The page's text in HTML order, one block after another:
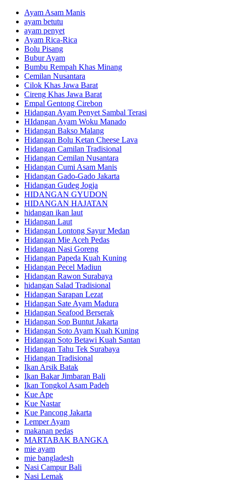
Ayam Asam Manis
ayam betutu
ayam penyet
Ayam Rica-Rica
Bolu Pisang
Bubur Ayam
Bumbu Rempah Khas Minang
Cemilan Nusantara
Cilok Khas Jawa Barat
Cireng Khas Jawa Barat
Empal Gentong Cirebon
Hidangan Ayam Penyet Sambal Terasi
HIdangan Ayam Woku Manado
Hidangan Bakso Malang
Hidangan Bolu Ketan Cheese Lava
Hidangan Camilan Tradisional
Hidangan Cemilan Nusantara
Hidangan Cumi Asam Manis
Hidangan Gado-Gado Jakarta
Hidangan Gudeg Jogja
HIDANGAN GYUDON
HIDANGAN HAJATAN
hidangan ikan laut
Hidangan Laut
Hidangan Lontong Sayur Medan
Hidangan Mie Aceh Pedas
Hidangan Nasi Goreng
Hidangan Papeda Kuah Kuning
Hidangan Pecel Madiun
Hidangan Rawon Surabaya
hidangan Salad Tradisional
Hidangan Sarapan Lezat
Hidangan Sate Ayam Madura
Hidangan Seafood Berserak
Hidangan Sop Buntut Jakarta
Hidangan Soto Ayam Kuah Kuning
Hidangan Soto Betawi Kuah Santan
Hidangan Tahu Tek Surabaya
Hidangan Tradisional
Ikan Arsik Batak
Ikan Bakar Jimbaran Bali
Ikan Tongkol Asam Padeh
Kue Ape
Kue Nastar
Kue Pancong Jakarta
Lemper Ayam
makanan pedas
MARTABAK BANGKA
mie ayam
mie bangladesh
Nasi Campur Bali
Nasi Lemak